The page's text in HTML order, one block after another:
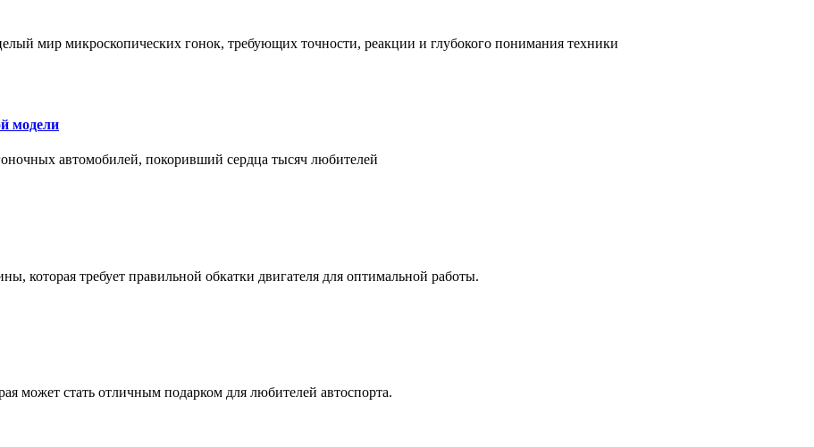
мир микроскопических гонок, требующих точности, реакции и глубокого понимания техники
модели
автомобилей, покоривший сердца тысяч любителей
которая требует правильной обкатки двигателя для оптимальной работы.
может стать отличным подарком для любителей автоспорта.